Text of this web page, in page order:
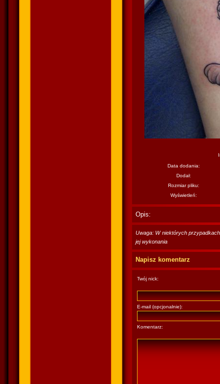
Data dodania:
Dodał:
Rozmiar pliku:
Wyświetleń:
Opis:
Uwaga: W niektórych
jej wykonania
Napisz komentarz
Twój nick:
E-mail (opcjonalnie):
Komentarz: